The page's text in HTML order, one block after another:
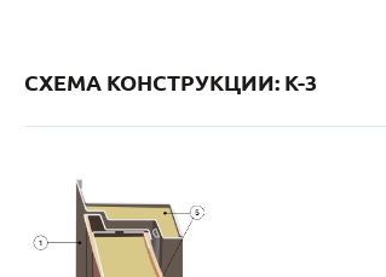
СХЕМА КОНСТРУКЦИИ: K-3